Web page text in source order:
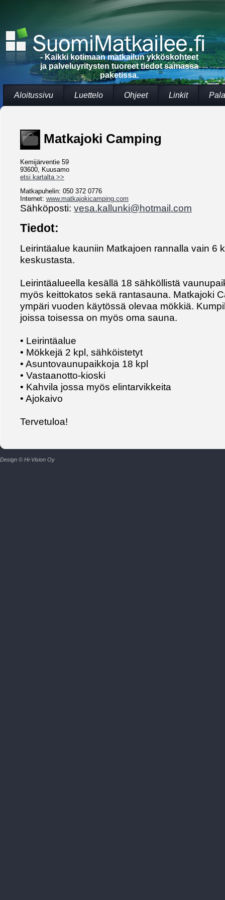
- Kaikki kotimaan matkailun ykköskohteet
ja palveluyritysten tuoreet tiedot samassa
paketissa.
Aloitussivu Luettelo Ohjeet Linkit
Matkajoki Camping
Kemijärventie 59
93600, Kuusamo
etsi kartalta >>
Matkapuhelin: 050 372 0776
Internet: www.matkajokicamping.com
Sähköposti: vesa.kallunki@hotmail.com
Tiedot:
Leirintäalue kauniin Matkajoen rannalla vain 6
keskustasta.
Leirintäalueella kesällä 18 sähköllistä
myös keittokatos sekä rantasauna. Matkajoki
ympäri vuoden käytössä olevaa mökkiä.
joissa toisessa on myös oma sauna.
• Leirintäalue
• Mökkejä 2 kpl, sähköistetyt
• Asuntovaunupaikkoja 18 kpl
• Vastaanotto-kioski
• Kahvila jossa myös elintarvikkeita
• Ajokaivo
Tervetuloa!
Design © Hi-Vision Oy